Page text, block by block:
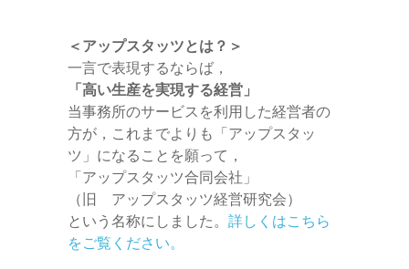
＜アップスタッツとは？＞
一言で表現するならば，
「高い生産を実現する経営」
当事務所のサービスを利用した経営者の
方が，これまでよりも「アップスタッ
ツ」になることを願って，
「アップスタッツ合同会社」
（旧 アップスタッツ経営研究会）
という名称にしました。 詳しくはこちら
をご覧ください。